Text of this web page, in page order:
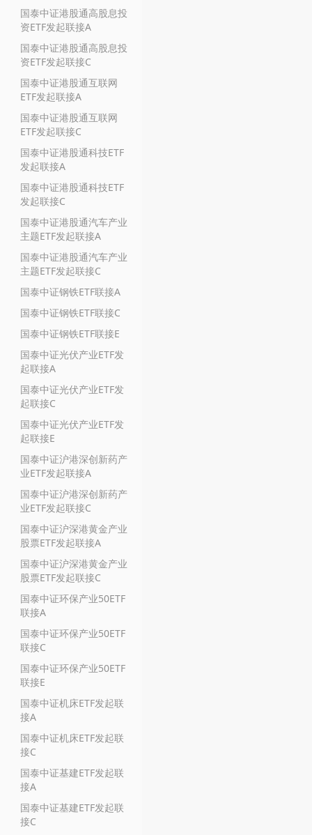
国泰中证港股通高股息投
资ETF发起联接A
国泰中证港股通高股息投
资ETF发起联接C
国泰中证港股通互联网
ETF发起联接A
国泰中证港股通互联网
ETF发起联接C
国泰中证港股通科技ETF
发起联接A
国泰中证港股通科技ETF
发起联接C
国泰中证港股通汽车产业
主题ETF发起联接A
国泰中证港股通汽车产业
主题ETF发起联接C
国泰中证钢铁ETF联接A
国泰中证钢铁ETF联接C
国泰中证钢铁ETF联接E
国泰中证光伏产业ETF发
起联接A
国泰中证光伏产业ETF发
起联接C
国泰中证光伏产业ETF发
起联接E
国泰中证沪港深创新药产
业ETF发起联接A
国泰中证沪港深创新药产
业ETF发起联接C
国泰中证沪深港黄金产业
股票ETF发起联接A
国泰中证沪深港黄金产业
股票ETF发起联接C
国泰中证环保产业50ETF
联接A
国泰中证环保产业50ETF
联接C
国泰中证环保产业50ETF
联接E
国泰中证机床ETF发起联
接A
国泰中证机床ETF发起联
接C
国泰中证基建ETF发起联
接A
国泰中证基建ETF发起联
接C